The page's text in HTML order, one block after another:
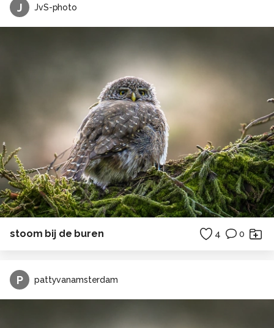
J JvS-photo
stoom bij de buren 4 0
P pattyvanamsterdam